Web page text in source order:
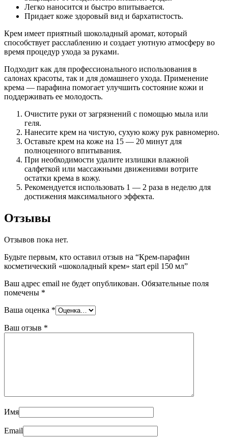
Легко наносится и быстро впитывается.
Придает коже здоровый вид и бархатистость.
Крем имеет приятный шоколадный аромат, который
способствует расслаблению и создает уютную атмосферу во
время процедур ухода за руками.
Подходит как для профессионального использования в
салонах красоты, так и для домашнего ухода. Применение
крема — парафина помогает улучшить состояние кожи и
поддерживать ее молодость.
Очистите руки от загрязнений с помощью мыла или
геля.
Нанесите крем на чистую, сухую кожу рук равномерно.
Оставьте крем на коже на 15 — 20 минут для
полноценного впитывания.
При необходимости удалите излишки влажной
салфеткой или массажными движениями вотрите
остатки крема в кожу.
Рекомендуется использовать 1 — 2 раза в неделю для
достижения максимального эффекта.
Отзывы
Отзывов пока нет.
Будьте первым, кто оставил отзыв на “Крем-парафин
косметический «шоколадный крем» start epil 150 мл”
Ваш адрес email не будет опубликован. Обязательные поля
помечены *
Ваша оценка *
Ваш отзыв *
Имя
Email